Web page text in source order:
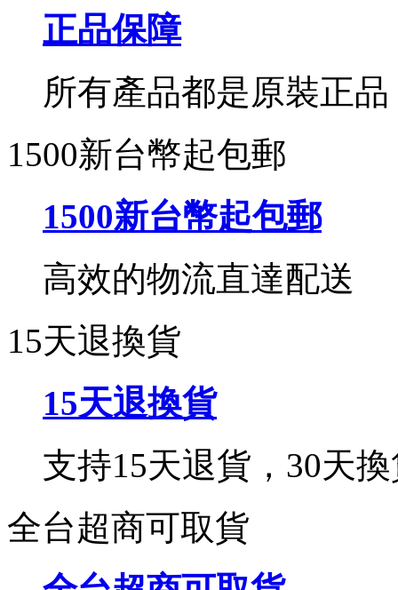
正品保障
所有產品都是原裝正品
1500新台幣起包郵
1500新台幣起包郵
高效的物流直達配送
15天退換貨
15天退換貨
支持15天退貨，30天
全台超商可取貨